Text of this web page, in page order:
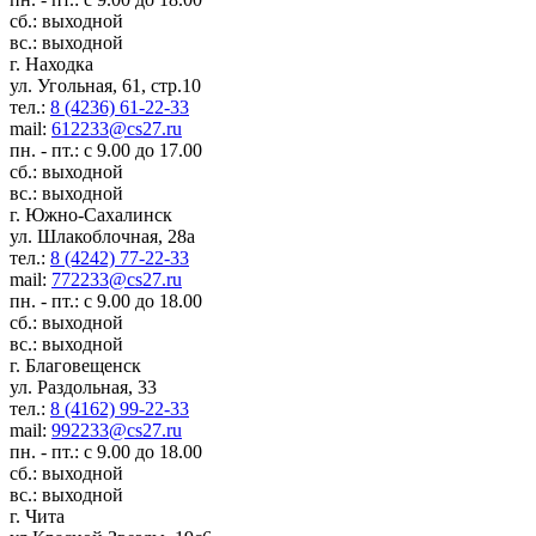
сб.: выходной
вс.: выходной
г. Находка
ул. Угольная, 61, стр.10
тел.: 8 (4236) 61-22-33
mail: 612233@cs27.ru
пн. - пт.: с 9.00 до 17.00
сб.: выходной
вс.: выходной
г. Южно-Сахалинск
ул. Шлакоблочная, 28а
тел.: 8 (4242) 77-22-33
mail: 772233@cs27.ru
пн. - пт.: с 9.00 до 18.00
сб.: выходной
вс.: выходной
г. Благовещенск
ул. Раздольная, 33
тел.: 8 (4162) 99-22-33
mail: 992233@cs27.ru
пн. - пт.: с 9.00 до 18.00
сб.: выходной
вс.: выходной
г. Чита